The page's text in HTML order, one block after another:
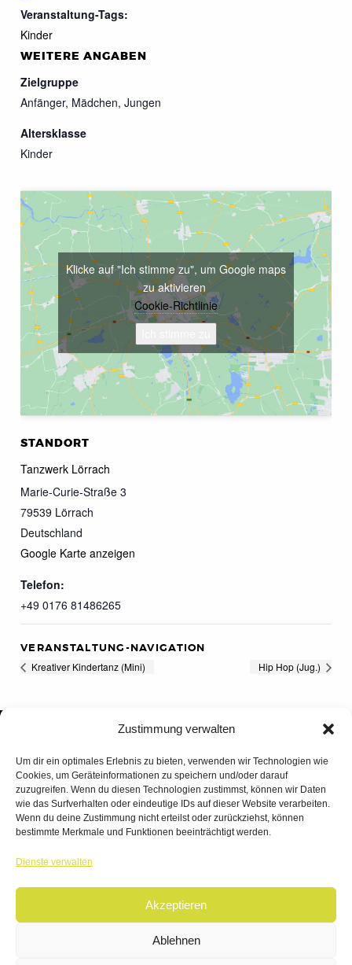
Zustimmung verwalten
Um dir ein optimales Erlebnis zu bieten, verwenden wir Technologien wie
Cookies, um Geräteinformationen zu speichern und/oder darauf
zuzugreifen. Wenn du diesen Technologien zustimmst, können wir Daten
wie das Surfverhalten oder eindeutige IDs auf dieser Website verarbeiten.
Wenn du deine Zustimmung nicht erteilst oder zurückziehst, können
bestimmte Merkmale und Funktionen beeinträchtigt werden.
Dienste verwalten
Akzeptieren
Ablehnen
Veranstaltung-Tags:
Kinder
WEITERE ANGABEN
Zielgruppe
Anfänger, Mädchen, Jungen
Altersklasse
Kinder
STANDORT
Tanzwerk Lörrach
Marie-Curie-Straße 3
79539 Lörrach
Deutschland
Google Karte anzeigen
Telefon:
+49 0176 81486265
Klicke auf "Ich stimme zu", um Google maps
zu aktivieren
Cookie-Richtlinie
VERANSTALTUNG-NAVIGATION
Kreativer Kindertanz (Mini) Hip Hop (Jug.)
© 2026 | TANZWERK
DATENSCHUTZ